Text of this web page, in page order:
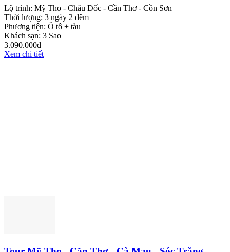
Lộ trình: Mỹ Tho - Châu Đốc - Cần Thơ - Cồn Sơn
Thời lượng: 3 ngày 2 đêm
Phương tiện: Ô tô + tàu
Khách sạn: 3 Sao
3.090.000đ
Xem chi tiết